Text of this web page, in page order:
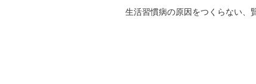
生活習慣病の原因をつくらない、